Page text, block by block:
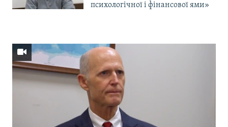
психологічної і фінансової ями»